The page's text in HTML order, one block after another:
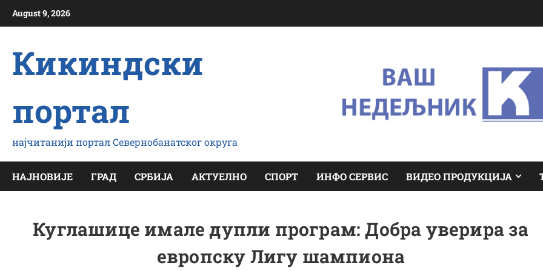
August 9, 2026
Кикиндски
портал
најчитанији портал Севернобанатског округа
НАЈНОВИЈЕ ГРАД СРБИЈА АКТУЕЛНО СПОРТ ИНФО СЕРВИС ВИДЕО ПРОДУКЦИЈА
Куглашице имале дупли програм: Добра уверира за
европску Лигу шампиона